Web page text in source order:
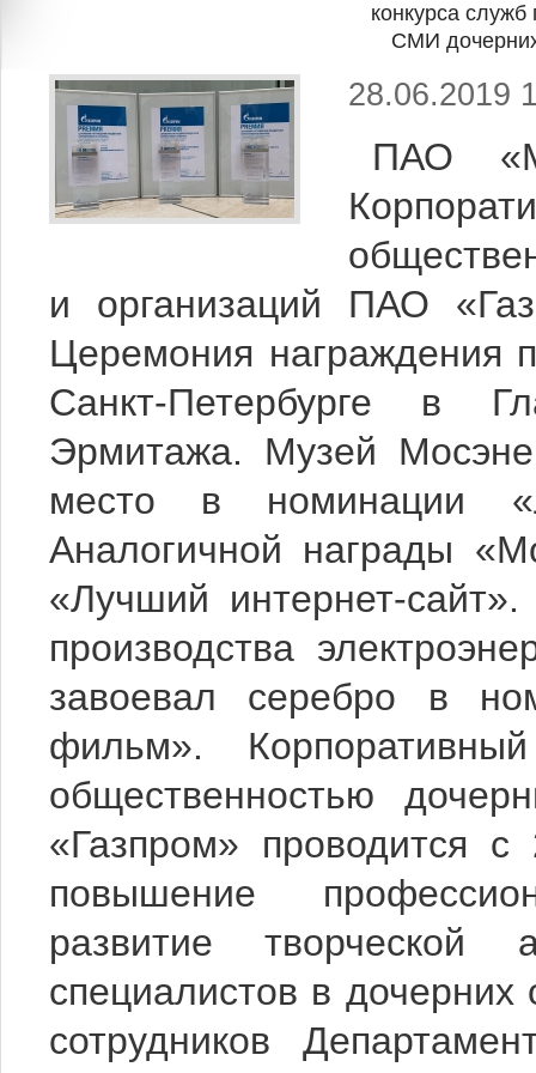
конкурса
СМИ
28.06.2019
ПАО
и организаций ПАО
Церемония награждения
Санкт-Петербурге в
Эрмитажа. Музей
место в номинации
Аналогичной награды
«Лучший интернет-
производства
завоевал серебро в
фильм».
общественностью
«Газпром» проводится
повышение
развитие
специалистов в
сотрудников